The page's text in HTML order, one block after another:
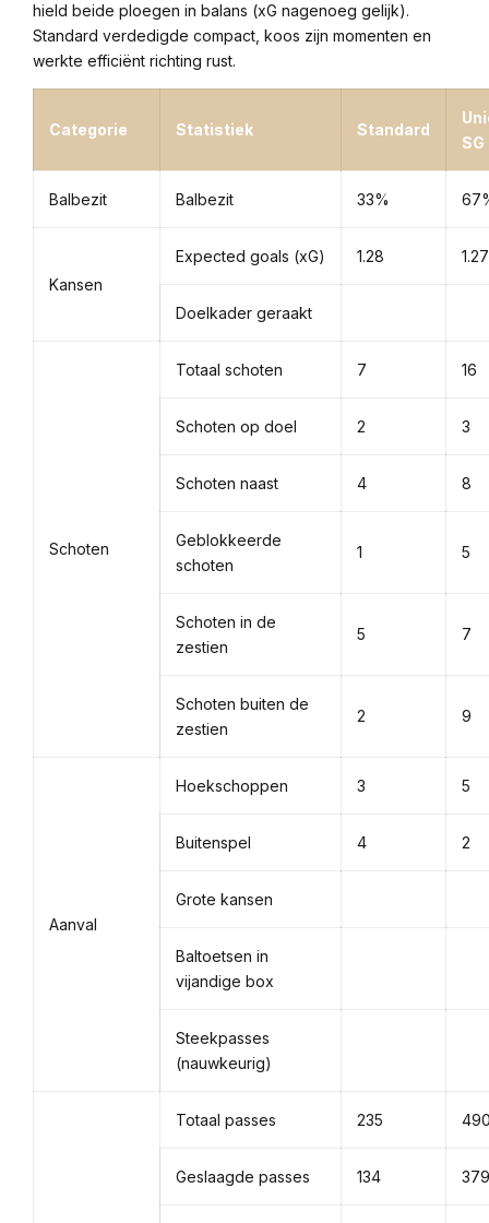
hield beide ploegen in balans (xG nagenoeg gelijk).
Standard verdedigde compact, koos zijn momenten en
werkte efficiënt richting rust.
Categorie Statistiek Standard
SG
Balbezit Balbezit 33%
Kansen
Expected goals (xG) 1.28 1.27
Doelkader geraakt
Schoten
Totaal schoten 7 16
Schoten op doel 2 3
Schoten naast 4 8
Geblokkeerde
schoten
1 5
Schoten in de
zestien
5 7
Schoten buiten de
zestien
2 9
Aanval
Hoekschoppen 3 5
Buitenspel 4 2
Grote kansen
Baltoetsen in
vijandige box
Steekpasses
(nauwkeurig)
Totaal passes 235
Geslaagde passes 134 379